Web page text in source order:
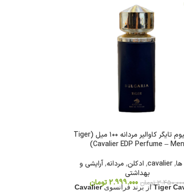
ادوپرفیوم تایگر کاوالیر مردانه ۱۰۰ میل (Tiger
Cavalier EDP Perfume – Men)
ها,
cavalier
, ادکلن, مردانه,آرایشی و
بهداشتی
تومان 2.999.000 تومان Tigerاز برند فرانسویCavalier